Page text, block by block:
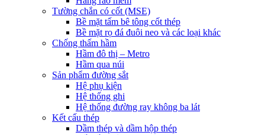
Tường chắn có cốt (MSE)
Bề mặt tấm bê tông cốt thép
Bề mặt rọ đá đuôi neo và các loại khác
Chống thấm hầm
Hầm đô thị – Metro
Hầm qua núi
Sản phẩm đường sắt
Hệ phụ kiện
Hệ thống ghi
Hệ thống đường ray không ba lát
Kết cấu thép
Dầm thép và dầm hộp thép